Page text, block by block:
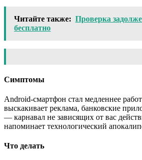
Читайте также: Проверка
бесплатно
Симптомы
Android-смартфон стал медленнее
выскакивает реклама, банковские
— карнавал не зависящих от вас
напоминает технологический
Что делать